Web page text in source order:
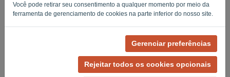
Você pode retirar seu consentimento a qualquer momento por meio da
ferramenta de gerenciamento de cookies na parte inferior do nosso site.
Gerenciar preferências
Rejeitar todos os cookies opcionais
Privacy Policy-Terms of Service.